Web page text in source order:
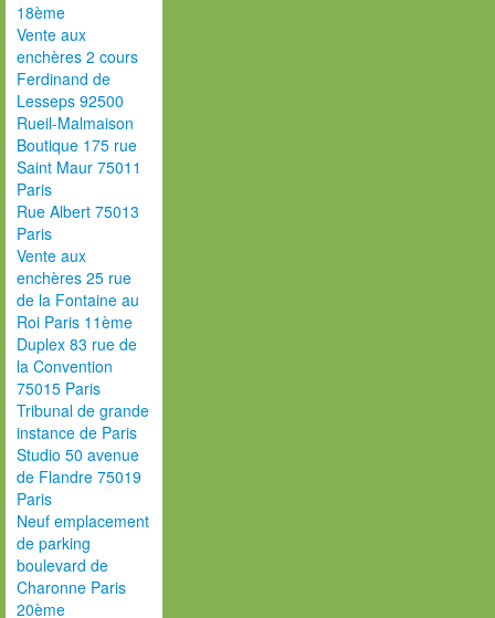
18ème
Vente aux
enchères 2 cours
Ferdinand de
Lesseps 92500
Rueil-Malmaison
Boutique 175 rue
Saint Maur 75011
Paris
Rue Albert 75013
Paris
Vente aux
enchères 25 rue
de la Fontaine au
Roi Paris 11ème
Duplex 83 rue de
la Convention
75015 Paris
Tribunal de grande
instance de Paris
Studio 50 avenue
de Flandre 75019
Paris
Neuf emplacement
de parking
boulevard de
Charonne Paris
20ème